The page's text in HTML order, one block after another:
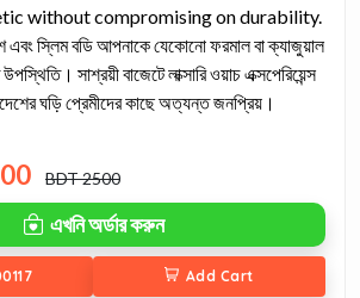
without compromising on durability.
এবং স্লিম বডি আপনাকে যেকোনো ফরমাল বা ক্যাজুয়াল
সাশ্রয়ী বাজেটে লাক্সারি ওয়াচ এক্সপেরিয়েন্স
ঘড়ি প্রেমীদের কাছে অত্যন্ত জনপ্রিয়।
BDT 2500
এখনি অর্ডার করুন
Add Cart